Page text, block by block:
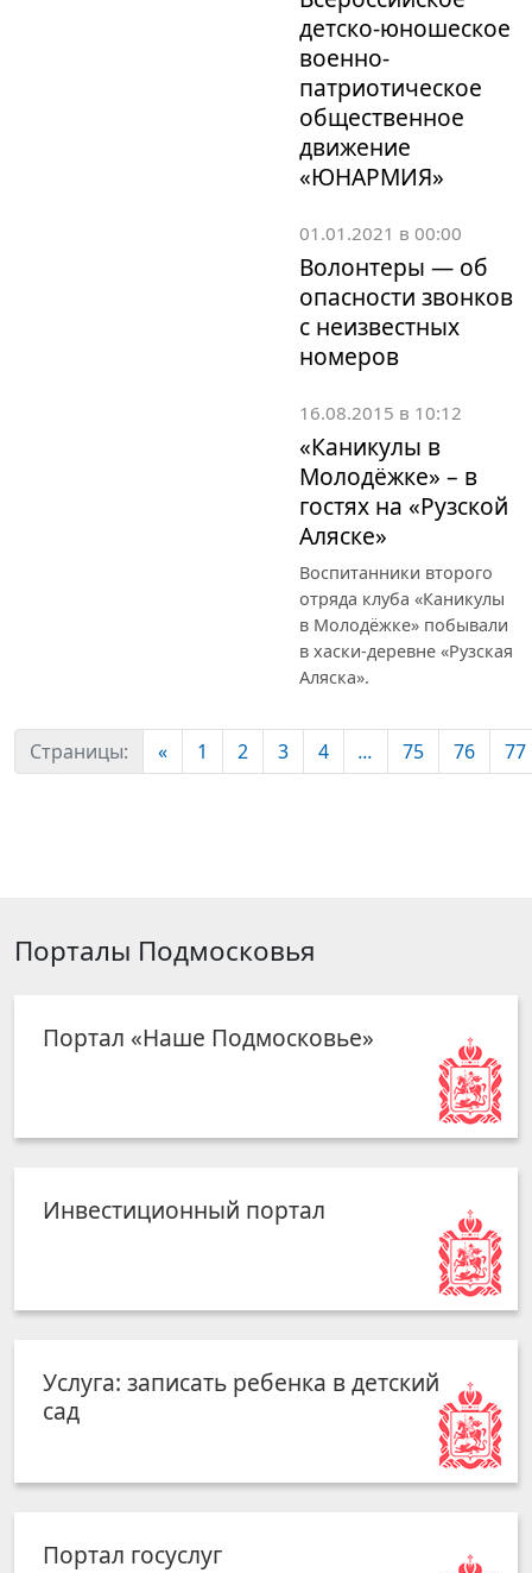
детско-юношеское
военно-
патриотическое
общественное
движение
«ЮНАРМИЯ»
01.01.2021 в 00:00
Волонтеры — об
опасности звонков
с неизвестных
номеров
16.08.2015 в 10:12
«Каникулы в
Молодёжке» – в
гостях на «Рузской
Аляске»
Воспитанники второго
отряда клуба «Каникулы
в Молодёжке» побывали
в хаски-деревне «Рузская
Аляска».
Страницы: « 1 2 3 4 ... 75 76 77
Порталы Подмосковья
Портал «Наше Подмосковье»
Инвестиционный портал
Услуга: записать ребенка в детский
сад
Портал госуслуг